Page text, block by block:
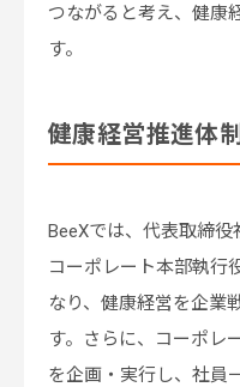
つながると考え、健康
す。
健康経営推進体制
BeeXでは、代表取締役
コーポレート本部執行
なり、健康経営を企業
す。さらに、コーポレ
を企画・実行し、社員